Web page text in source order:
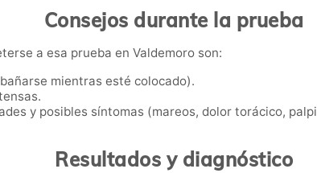
Consejos durante la prueba
a esa prueba en Valdemoro son:
mientras esté colocado).
y posibles síntomas (mareos, dolor torácico,
Resultados y diagnóstico